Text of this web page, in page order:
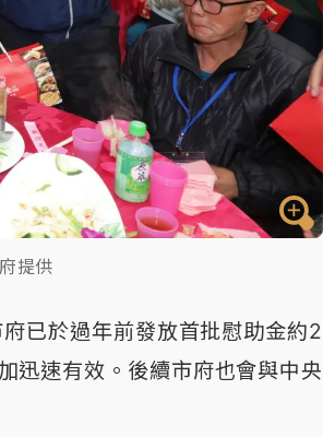
提供
已於過年前發放首批慰助金約2
迅速有效。後續市府也會與中央